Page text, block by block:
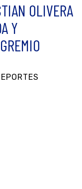
OLIVERA
Y